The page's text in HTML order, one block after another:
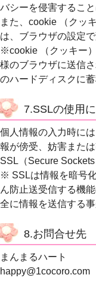
バシーを侵害すること
また、cookie （クッ
は、ブラウザの設定
※cookie （クッキー
様のブラウザに送信
のハードディスクに
7.SSLの使用
個人情報の入力時に
報が傍受、妨害また
SSL（Secure
※ SSLは情報を暗号
ん防止送受信する機
全に情報を送信する
8.お問合せ先
まんまるハート
happy@1cocoro.com